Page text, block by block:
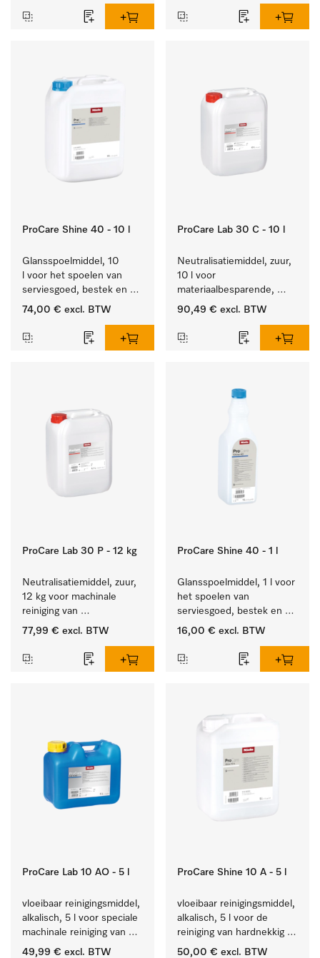
wasgoed.
ProCare Shine 40 - 10 l
Glansspoelmiddel, 10
l voor het spoelen van
serviesgoed, bestek en
ideaal voor glazen.
74,00 € excl. BTW
ProCare Lab 30 C - 10 l
Neutralisatiemiddel, zuur,
10 l voor
materiaalbesparende,
machinale reiniging van
gerei.
90,49 € excl. BTW
ProCare Lab 30 P - 12 kg
Neutralisatiemiddel, zuur,
12 kg voor machinale
reiniging van
laboratoriumglaswerk en -
77,99 € excl. BTW
ProCare Shine 40 - 1 l
Glansspoelmiddel, 1 l voor
het spoelen van
serviesgoed, bestek en
ideaal voor glazen.
16,00 € excl. BTW
ProCare Lab 10 AO - 5 l
vloeibaar reinigingsmiddel,
alkalisch, 5 l voor speciale
machinale reiniging van
laboratoriumglaswerk en -
49,99 € excl. BTW
ProCare Shine 10 A - 5 l
vloeibaar reinigingsmiddel,
alkalisch, 5 l voor de
reiniging van hardnekkig
vuil op serviesgoed,
50,00 € excl. BTW